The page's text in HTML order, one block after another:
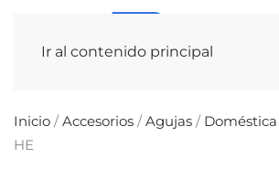
Ir al contenido principal
Inicio /Accesorios /Agujas / Doméstica
HE